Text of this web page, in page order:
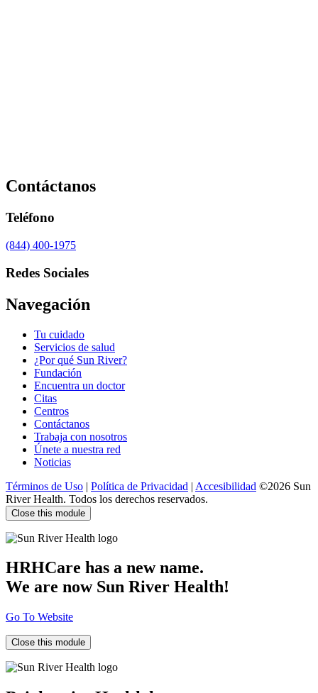
Contáctanos
Teléfono
(844) 400-1975
Redes Sociales
Navegación
Tu cuidado
Servicios de salud
¿Por qué Sun River?
Fundación
Encuentra un doctor
Citas
Centros
Contáctanos
Trabaja con nosotros
Únete a nuestra red
Noticias
Términos de Uso | Política de Privacidad | Accesibilidad ©2026 Sun
River Health. Todos los derechos reservados.
Close this module
HRHCare has a new name.
We are now Sun River Health!
Go To Website
Close this module